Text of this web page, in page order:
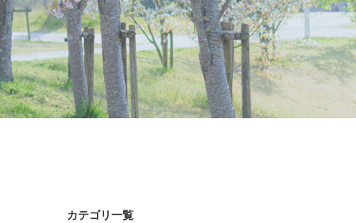
カテゴリ一覧